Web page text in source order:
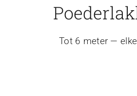
Tot 6 meter —